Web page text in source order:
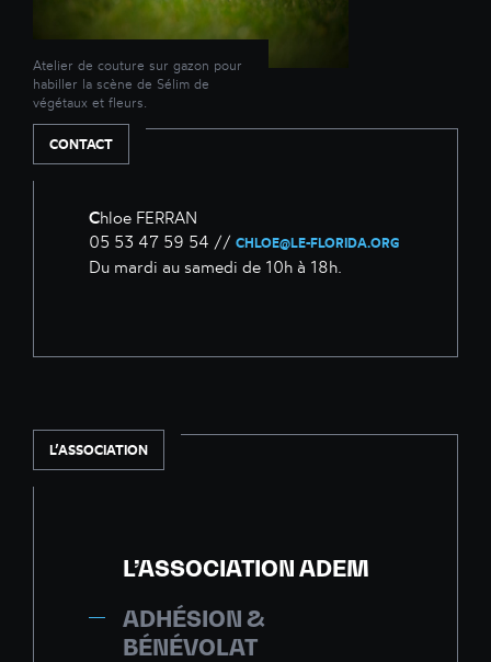
Atelier de couture sur gazon pour
habiller la scène de Sélim de
végétaux et fleurs.
CONTACT
Chloe FERRAN
05 53 47 59 54 // CHLOE@LE-FLORIDA.ORG
Du mardi au samedi de 10h à 18h.
L’ASSOCIATION
L’ASSOCIATION ADEM
ADHÉSION &
BÉNÉVOLAT